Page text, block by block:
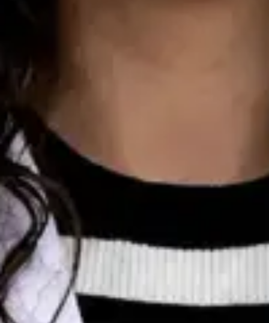
Registo
OM | 44172
Colégio Especialidade Oncologia
Idiomas
English, Spanish, French, Portuguese
Marcar consulta Ver perfil
Dr Egas Moura — Paediatrician, Global Health Portugal Dr
Egas Moura — Paediatrician at Global Health Portugal. Book
an online video consultation.